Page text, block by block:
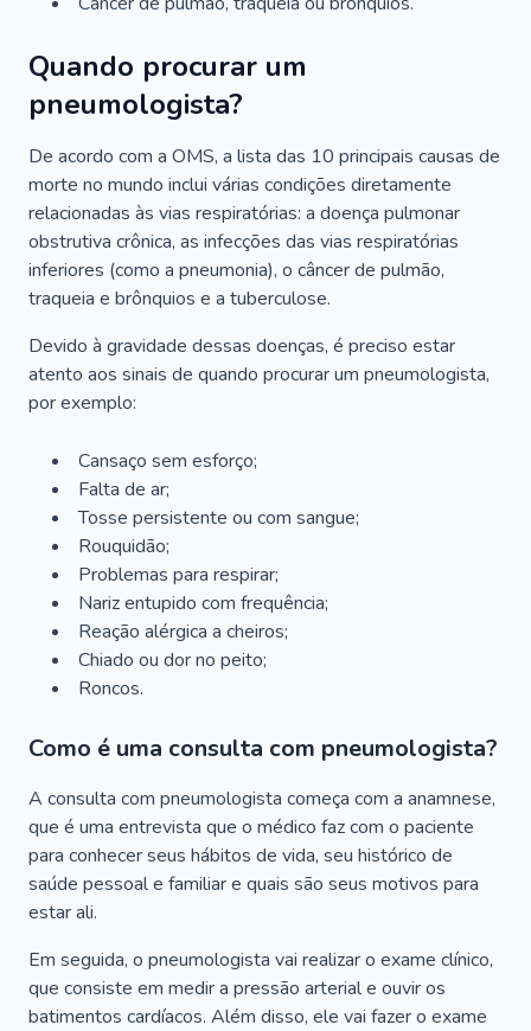
Quando procurar um
pneumologista?
De acordo com a OMS, a lista das 10 principais causas de
morte no mundo inclui várias condições diretamente
relacionadas às vias respiratórias: a doença pulmonar
obstrutiva crônica, as infecções das vias respiratórias
inferiores (como a pneumonia), o câncer de pulmão,
traqueia e brônquios e a tuberculose.
Devido à gravidade dessas doenças, é preciso estar
atento aos sinais de quando procurar um pneumologista,
por exemplo:
Cansaço sem esforço;
Falta de ar;
Tosse persistente ou com sangue;
Rouquidão;
Problemas para respirar;
Nariz entupido com frequência;
Reação alérgica a cheiros;
Chiado ou dor no peito;
Roncos.
Como é uma consulta com pneumologista?
A consulta com pneumologista começa com a anamnese,
que é uma entrevista que o médico faz com o paciente
para conhecer seus hábitos de vida, seu histórico de
saúde pessoal e familiar e quais são seus motivos para
estar ali.
Em seguida, o pneumologista vai realizar o exame clínico,
que consiste em medir a pressão arterial e ouvir os
batimentos cardíacos. Além disso, ele vai fazer o exame